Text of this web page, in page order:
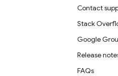
Contact
Stack
Google
Release
FAQs